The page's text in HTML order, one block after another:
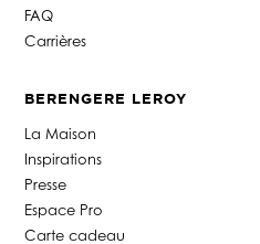
FAQ
Carrières
BERENGERE LEROY
La Maison
Inspirations
Presse
Espace Pro
Carte cadeau